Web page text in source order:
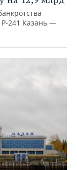
Казань —